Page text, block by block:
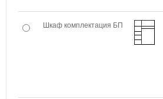
Шкаф комплектация БП